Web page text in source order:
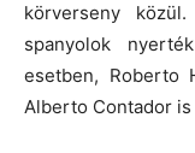
körverseny
spanyolok
esetben, Roberto
Alberto Contador is